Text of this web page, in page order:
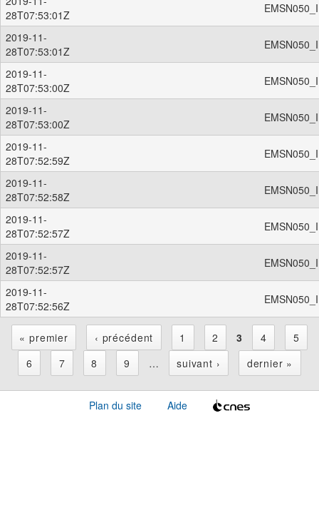
28T07:53:01Z
2019-11-
28T07:53:01Z
2019-11-
28T07:53:00Z
2019-11-
28T07:53:00Z
2019-11-
28T07:52:59Z
2019-11-
28T07:52:58Z
2019-11-
28T07:52:57Z
2019-11-
28T07:52:57Z
2019-11-
28T07:52:56Z
P
« premier ‹ précédent 1 2 3 4
5
6
7 8 9 … suivant › dernier »
Plan du site Aide